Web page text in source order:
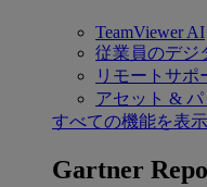
TeamViewer AI
従業員のデジ
リモートサポ
アセット &
すべての機能を表示
Gartner